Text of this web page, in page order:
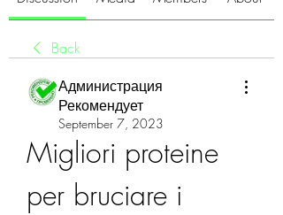
Back
Администрация
Рекомендует
September 7, 2023
Migliori proteine ​​
per bruciare i